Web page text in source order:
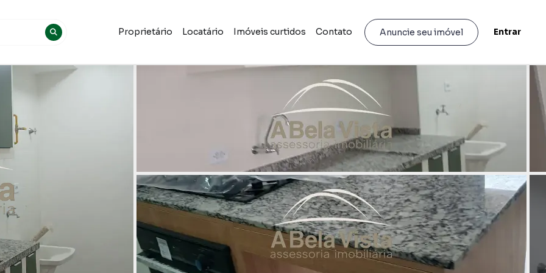
Proprietário Locatário Imóveis curtidos Contato Anuncie seu imóvel Entrar